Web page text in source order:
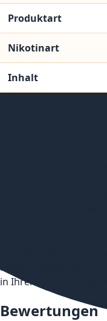
Produktart
Nikotinart
Inhalt
Bitte beachten Sie,
11.10.2023 an
mg/ml Nikotin
in Ihrer E-Zigarette
Bewertungen